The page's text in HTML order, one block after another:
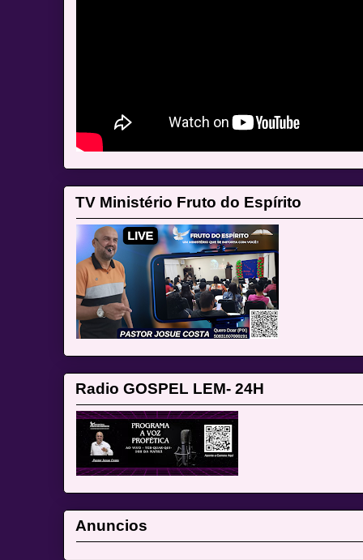
TV Ministério Fruto do Espírito
Radio GOSPEL LEM- 24H
Anuncios